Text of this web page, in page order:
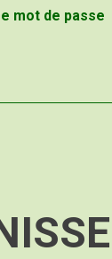
mot de passe